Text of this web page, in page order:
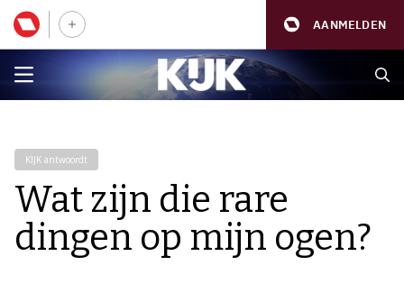
AANMELDEN
KIJK antwoordt
Wat zijn die rare
dingen op mijn ogen?